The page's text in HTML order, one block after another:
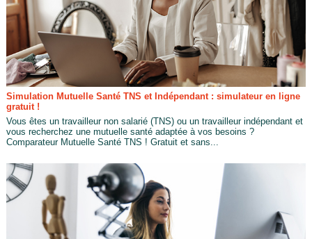
Simulation Mutuelle Santé TNS et Indépendant : simulateur en ligne
gratuit !
Vous êtes un travailleur non salarié (TNS) ou un travailleur indépendant et
vous recherchez une mutuelle santé adaptée à vos besoins ?
Comparateur Mutuelle Santé TNS ! Gratuit et sans...